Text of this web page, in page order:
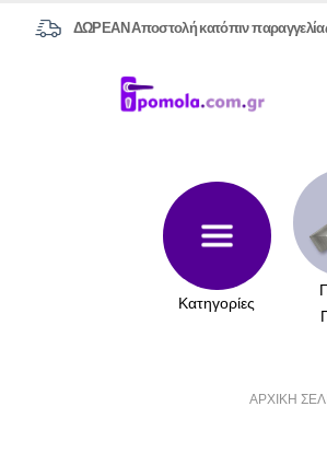
ΔΩΡΕΑΝ Αποστολή κατόπιν
Κατηγορίες
ΑΡΧΙΚΉ